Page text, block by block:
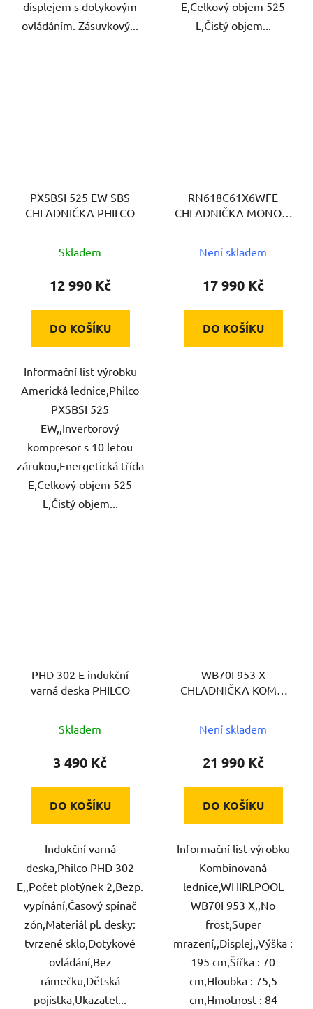
displejem s dotykovým
ovládáním. Zásuvkový...
E,Celkový objem 525
L,Čistý objem...
PXSBSI 525 EW SBS
CHLADNIČKA PHILCO
Skladem
12 990 Kč
DO KOŠÍKU
Informační list výrobku
Americká lednice,Philco
PXSBSI 525
EW,,Invertorový
kompresor s 10 letou
zárukou,Energetická třída
E,Celkový objem 525
L,Čistý objem...
RN618C61X6WFE
CHLADNIČKA MONOK.
Není skladem
17 990 Kč
DO KOŠÍKU
PHD 302 E indukční
varná deska PHILCO
Skladem
3 490 Kč
DO KOŠÍKU
Indukční varná
deska,Philco PHD 302
E,,Počet plotýnek 2,Bezp.
vypínání,Časový spínač
zón,Materiál pl. desky:
tvrzené sklo,Dotykové
ovládání,Bez
rámečku,Dětská
pojistka,Ukazatel...
WB70I 953 X
CHLADNIČKA KOMBI
Není skladem
21 990 Kč
DO KOŠÍKU
Informační list výrobku
Kombinovaná
lednice,WHIRLPOOL
WB70I 953 X,,No
frost,Super
mrazení,,Displej,,Výška :
195 cm,Šířka : 70
cm,Hloubka : 75,5
cm,Hmotnost : 84